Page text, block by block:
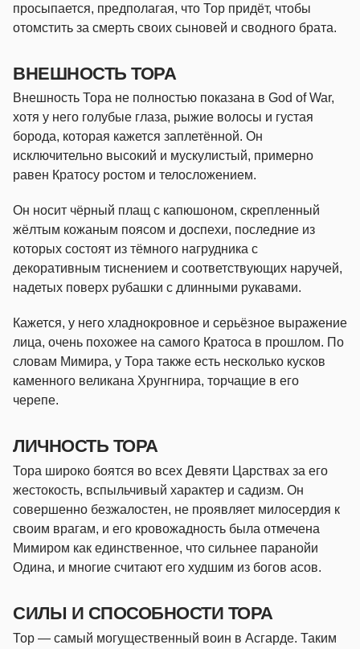
просыпается, предполагая, что Тор придёт, чтобы
отомстить за смерть своих сыновей и сводного брата.
ВНЕШНОСТЬ ТОРА
Внешность Тора не полностью показана в God of War,
хотя у него голубые глаза, рыжие волосы и густая
борода, которая кажется заплетённой. Он
исключительно высокий и мускулистый, примерно
равен Кратосу ростом и телосложением.
Он носит чёрный плащ с капюшоном, скрепленный
жёлтым кожаным поясом и доспехи, последние из
которых состоят из тёмного нагрудника с
декоративным тиснением и соответствующих наручей,
надетых поверх рубашки с длинными рукавами.
Кажется, у него хладнокровное и серьёзное выражение
лица, очень похожее на самого Кратоса в прошлом. По
словам Мимира, у Тора также есть несколько кусков
каменного великана Хрунгнира, торчащие в его
черепе.
ЛИЧНОСТЬ ТОРА
Тора широко боятся во всех Девяти Царствах за его
жестокость, вспыльчивый характер и садизм. Он
совершенно безжалостен, не проявляет милосердия к
своим врагам, и его кровожадность была отмечена
Мимиром как единственное, что сильнее паранойи
Одина, и многие считают его худшим из богов асов.
СИЛЫ И СПОСОБНОСТИ ТОРА
Тор — самый могущественный воин в Асгарде. Таким